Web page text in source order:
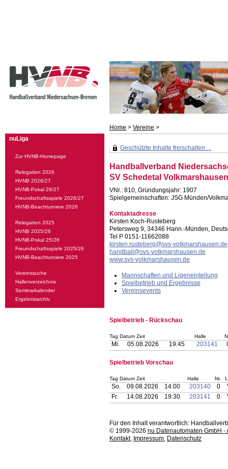
Home > Vereine >
nuLiga
Zur HVNB-Homepage
Relegation 2026
HVNB 2026/27
HVNB-Pokal 26/27
Freundschaftsspiele 2026/27
HVNB-Beachturniere 2026
Relegation 2025
HVNB 2025/26
HVNB-Pokal 25/26
Freundschaftsspiele 2025/26
HVNB-Beachturniere 2025
Vereinssuche
Hallenverzeichnis
Seminarkalender
Ergebnisarchiv
Geschützte Inhalte freischalten ...
Handballverband
SV Schedetal Volkmarshausen
VNr.: 810, Gründungsjahr: 1907
Spielgemeinschaften: JSG Münden/
Kontaktadresse
Kirsten Koch-Rusteberg
Petersweg 9, 34346 Hann.-Münden,
Tel P 0151-11662088
kirsten.rusteberg@svs-volkmarshausen.de
handball@svs-volkmarshausen.de
www.svs-volkmarshausen.de
Mannschaften und Ligeneinteilung
Spielbetrieb und Ergebnisse
Vereinsevents
Spielbetrieb - Rückschau
Tag Datum Zeit Halle
Mi. 05.08.2026 19:45 203141
Spielbetrieb Vorschau
Tag Datum Zeit Halle Nr.
So. 09.08.2026 14:00 203140 0
Fr.
14.08.2026 19:30 203141 0
Für den Inhalt verantwortlich:
© 1999-2026 nu Datenautomaten GmbH
Kontakt, Impressum, Datenschutz